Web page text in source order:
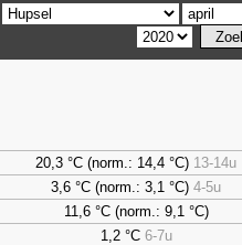
20,3 °C (norm.: 14,4 °C) 13-14u
3,6 °C (norm.: 3,1 °C) 4-5u
11,6 °C (norm.: 9,1 °C)
1,2°C 6-7u